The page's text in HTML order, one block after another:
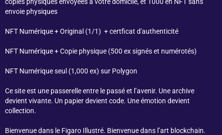
envoie physiques
NFT Numérique + Original (1/1) + certficat d'authenticité
NFT Numérique + Copie physique (500 ex signés et numérotés)
NFT Numérique seul (1,000 ex) sur Polygon
Ce site est une passerelle entre le passé et l’avenir. Une archive
devient vivante. Un papier devient code. Une émotion devient
collection.
Bienvenue dans le Figaro Illustré. Bienvenue dans l’art blockchain.